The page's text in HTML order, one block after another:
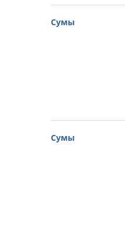
Сумы
Сумы